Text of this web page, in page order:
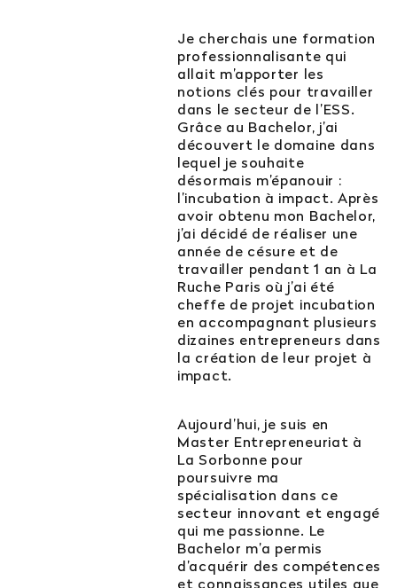
Je cherchais une formation
professionnalisante qui
allait m’apporter les
notions clés pour travailler
dans le secteur de l’ESS.
Grâce au Bachelor, j’ai
découvert le domaine dans
lequel je souhaite
désormais m’épanouir :
l’incubation à impact. Après
avoir obtenu mon Bachelor,
j’ai décidé de réaliser une
année de césure et de
travailler pendant 1 an à La
Ruche Paris où j’ai été
cheffe de projet incubation
en accompagnant plusieurs
dizaines entrepreneurs dans
la création de leur projet à
impact.
Aujourd’hui, je suis en
Master Entrepreneuriat à
La Sorbonne pour
poursuivre ma
spécialisation dans ce
secteur innovant et engagé
qui me passionne. Le
Bachelor m’a permis
d’acquérir des compétences
et connaissances utiles que
Quelles sont les poursuites d’études ?
Afficher plus
Orientation : vous ne trouvez
pas votre réponse ?
Contactez notre service orientation